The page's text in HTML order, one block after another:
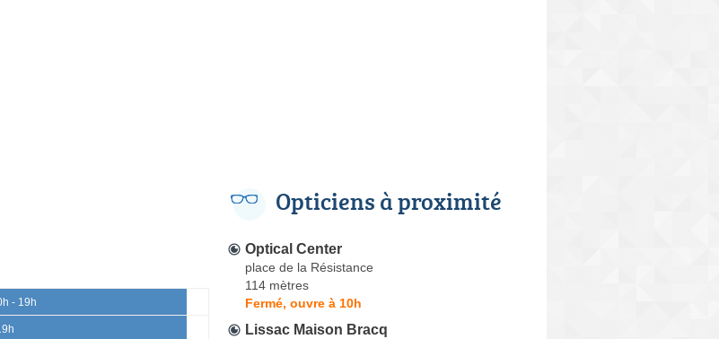
- 19h
Opticiens à proximité
Optical Center
place de la Résistance
114 mètres
Fermé, ouvre à 10h
Lissac Maison Bracq